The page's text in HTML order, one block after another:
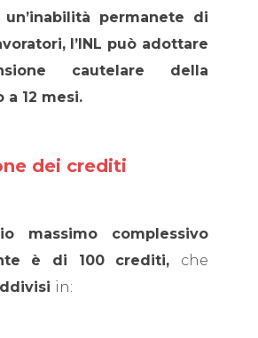
permanete di
l’INL può adottare
cautelare della
12 mesi.
dei crediti
massimo complessivo
è di 100 crediti, che
in: